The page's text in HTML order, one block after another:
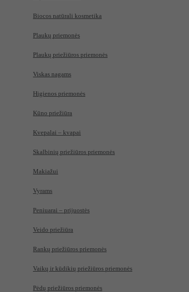
Biocos natūrali kosmetika
Plaukų priemonės
Plaukų priežiūros priemonės
Viskas nagams
Higienos priemonės
Kūno priežiūra
Kvepalai – kvapai
Skalbinių priežiūros priemonės
Makiažui
Vyrams
Peniuarai – prijuostės
Veido priežiūra
Rankų priežiūros priemonės
Vaikų ir kūdikių priežiūros priemonės
Pėdų priežiūros priemonės